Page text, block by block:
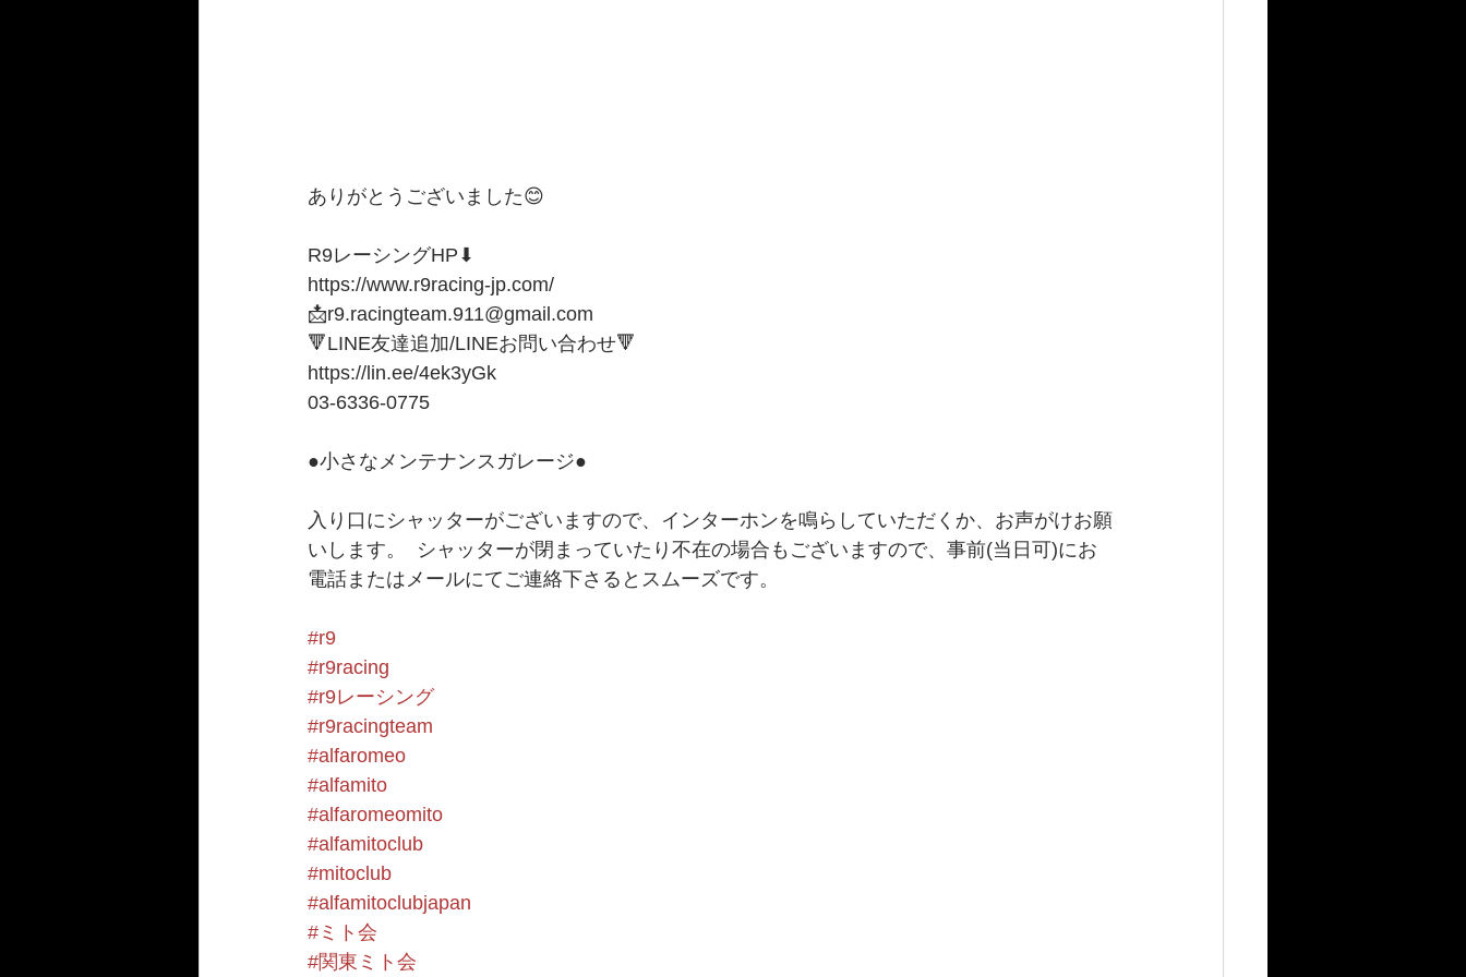
ありがとうございました😊
R9レーシングHP⬇︎
https://www.r9racing-jp.com/
📩r9.racingteam.911@gmail.com
🔻LINE友達追加/LINEお問い合わせ🔻
https://lin.ee/4ek3yGk
03-6336-0775
●小さなメンテナンスガレージ●
入り口にシャッターがございますので、インターホンを鳴らしていただくか、お声がけお願
いします。  シャッターが閉まっていたり不在の場合もございますので、事前(当日可)にお
電話またはメールにてご連絡下さるとスムーズです。
#r9
#r9racing
#r9レーシング
#r9racingteam
#alfaromeo
#alfamito
#alfaromeomito
#alfamitoclub
#mitoclub
#alfamitoclubjapan
#ミト会
#関東ミト会